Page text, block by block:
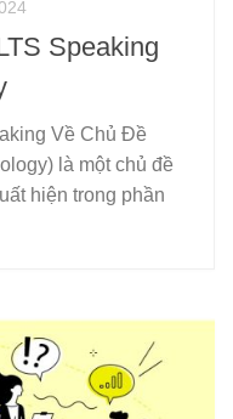
Speaking
Về Chủ Đề
là một chủ đề
hiện trong phần